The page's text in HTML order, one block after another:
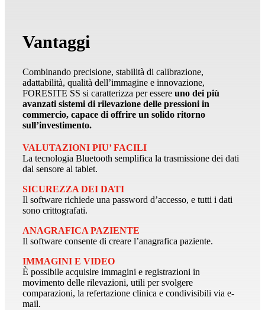
Vantaggi
Combinando precisione, stabilità di calibrazione,
adattabilità, qualità dell’immagine e innovazione,
FORESITE SS si caratterizza per essere uno dei più
avanzati sistemi di rilevazione delle pressioni in
commercio, capace di offrire un solido ritorno
sull’investimento.
VALUTAZIONI PIU’ FACILI
La tecnologia Bluetooth semplifica la trasmissione dei dati
dal sensore al tablet.
SICUREZZA DEI DATI
Il software richiede una password d’accesso, e tutti i dati
sono crittografati.
ANAGRAFICA PAZIENTE
Il software consente di creare l’anagrafica paziente.
IMMAGINI E VIDEO
È possibile acquisire immagini e registrazioni in
movimento delle rilevazioni, utili per svolgere
comparazioni, la refertazione clinica e condivisibili via e-
mail.